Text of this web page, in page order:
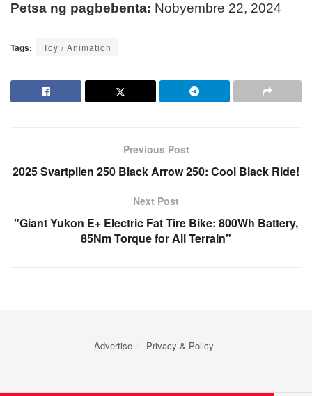
Petsa ng pagbebenta: Nobyembre 22, 2024
Tags: Toy / Animation
Previous Post
2025 Svartpilen 250 Black Arrow 250: Cool Black Ride!
Next Post
"Giant Yukon E+ Electric Fat Tire Bike: 800Wh Battery,
85Nm Torque for All Terrain"
Advertise Privacy & Policy